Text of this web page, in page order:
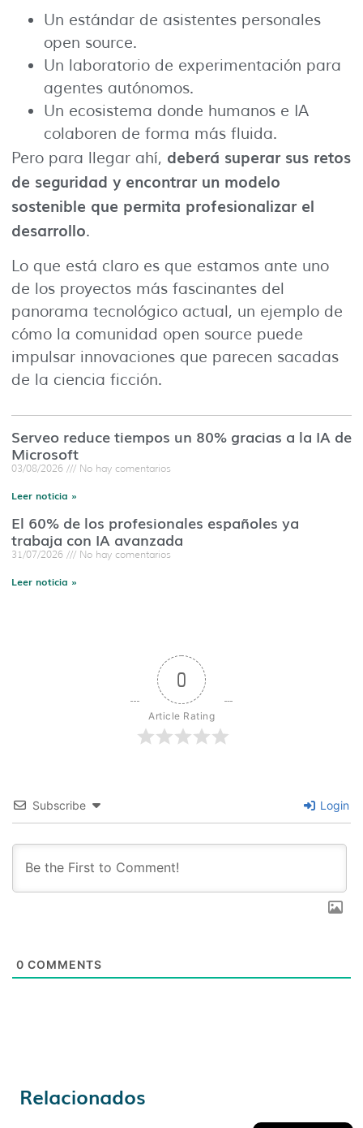
Un estándar de asistentes personales
open source.
Un laboratorio de experimentación para
agentes autónomos.
Un ecosistema donde humanos e IA
colaboren de forma más fluida.
Pero para llegar ahí, deberá superar sus retos
de seguridad y encontrar un modelo
sostenible que permita profesionalizar el
desarrollo.
Lo que está claro es que estamos ante uno
de los proyectos más fascinantes del
panorama tecnológico actual, un ejemplo de
cómo la comunidad open source puede
impulsar innovaciones que parecen sacadas
de la ciencia ficción.
Serveo reduce tiempos un 80% gracias a la IA de
Microsoft
03/08/2026 No hay comentarios
Leer noticia »
El 60% de los profesionales españoles ya
trabaja con IA avanzada
31/07/2026 No hay comentarios
Leer noticia »
0
Article Rating
Subscribe Login
0 COMMENTS
Relacionados